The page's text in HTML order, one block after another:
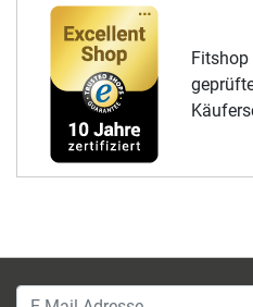
Fitshop
E-Mail-Adresse